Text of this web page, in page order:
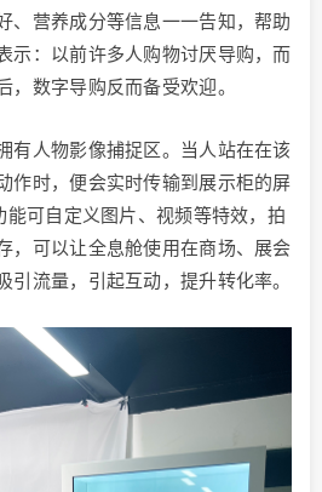
、营养成分等信息一一告知，帮助
示：以前许多人购物讨厌导购，而
，数字导购反而备受欢迎。
有人物影像捕捉区。当人站在在该
作时，便会实时传输到展示柜的屏
能可自定义图片、视频等特效，拍
，可以让全息舱使用在商场、展会
引流量，引起互动，提升转化率。